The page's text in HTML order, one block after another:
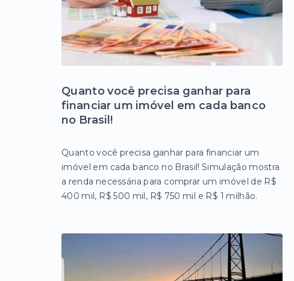
Quanto você precisa ganhar para
financiar um imóvel em cada banco
no Brasil!
Quanto você precisa ganhar para financiar um
imóvel em cada banco no Brasil! Simulação mostra
a renda necessária para comprar um imóvel de R$
400 mil, R$ 500 mil, R$ 750 mil e R$ 1 milhão.